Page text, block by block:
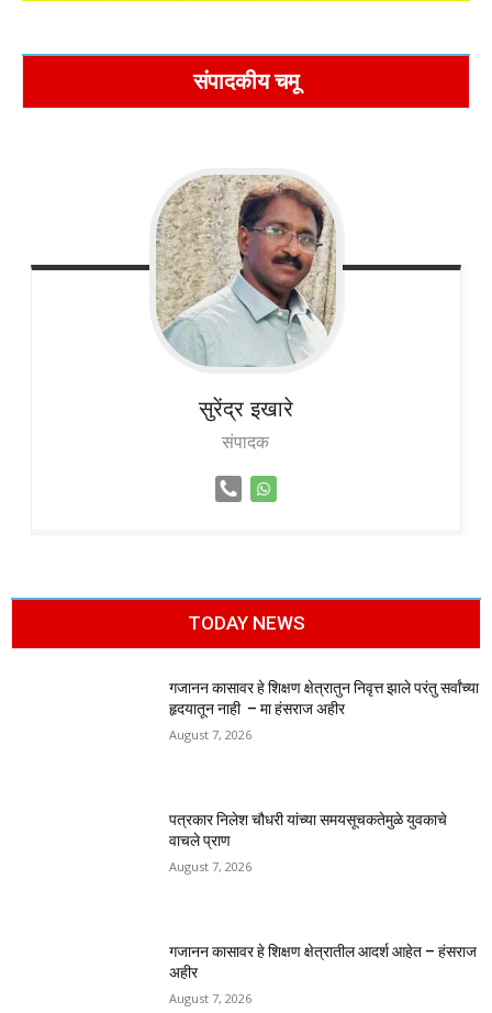
संपादकीय चमू
सुरेंद्र इखारे
संपादक
TODAY NEWS
गजानन कासावर हे शिक्षण क्षेत्रातुन निवृत्त झाले परंतु सर्वांच्या
हृदयातून नाही – मा हंसराज अहीर
August 7, 2026
पत्रकार निलेश चौधरी यांच्या समयसूचकतेमुळे युवकाचे
वाचले प्राण
August 7, 2026
गजानन कासावर हे शिक्षण क्षेत्रातील आदर्श आहेत – हंसराज
अहीर
August 7, 2026